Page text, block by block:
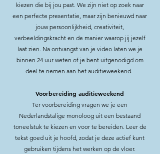
kiezen die bij jou past. We zijn niet op zoek naar
een perfecte presentatie, maar zijn benieuwd naar
jouw persoonlijkheid, creativiteit,
verbeeldingskracht en de manier waarop jij jezelf
laat zien. Na ontvangst van je video laten we je
binnen 24 uur weten of je bent uitgenodigd om
deel te nemen aan het auditieweekend.
Voorbereiding auditieweekend
Ter voorbereiding vragen we je een
Nederlandstalige monoloog uit een bestaand
toneelstuk te kiezen en voor te bereiden. Leer de
tekst goed uit je hoofd, zodat je deze actief kunt
gebruiken tijdens het werken op de vloer.